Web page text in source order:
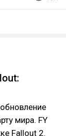
мира. FY
Fallout 2.